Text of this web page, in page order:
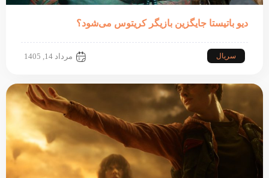
دیو باتیستا جایگزین بازیگر کریتوس می‌شود؟
سریال مرداد 14, 1405